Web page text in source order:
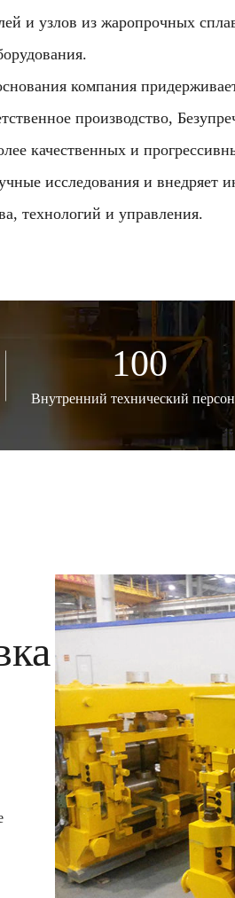
и узлов из жаропрочных
компания
производство,
качественных и
исследования и
технологий и управления.
100
Внутренний технический